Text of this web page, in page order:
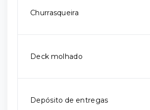
Churrasqueira
Deck molhado
Depósito de entregas